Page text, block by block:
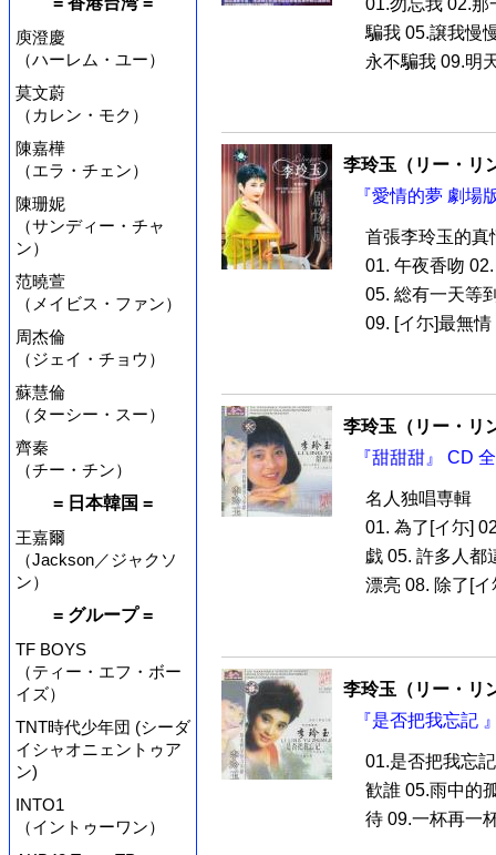
庾澄慶
（ハーレム・ユー）
莫文蔚
（カレン・モク）
陳嘉樺
（エラ・チェン）
陳珊妮
（サンディー・チャ
ン）
范曉萱
（メイビス・ファン）
周杰倫
（ジェイ・チョウ）
蘇慧倫
（ターシー・スー）
齊秦
（チー・チン）
= 日本韓国 =
王嘉爾
（Jackson／ジャクソ
ン）
= グループ =
TF BOYS
（ティー・エフ・ボー
イズ）
TNT時代少年団 (シーダ
イシャオニェントゥア
ン)
INTO1
（イントゥーワン）
01.勿忘我 02.那
騙我 05.譲我慢
永不騙我 09.明
李玲玉（リー・リ
『愛情的夢 劇場
首張李玲玉的真
01. 午夜香吻
05. 総有一天等
09. [イ尓]最無
李玲玉（リー・リ
『甜甜甜』 CD
名人独唱専輯
01. 為了[イ尓]
戯 05. 許多人都
漂亮 08. 除了[
李玲玉（リー・リ
『是否把我忘記
01.是否把我忘
歓誰 05.雨中的
待 09.一杯再一